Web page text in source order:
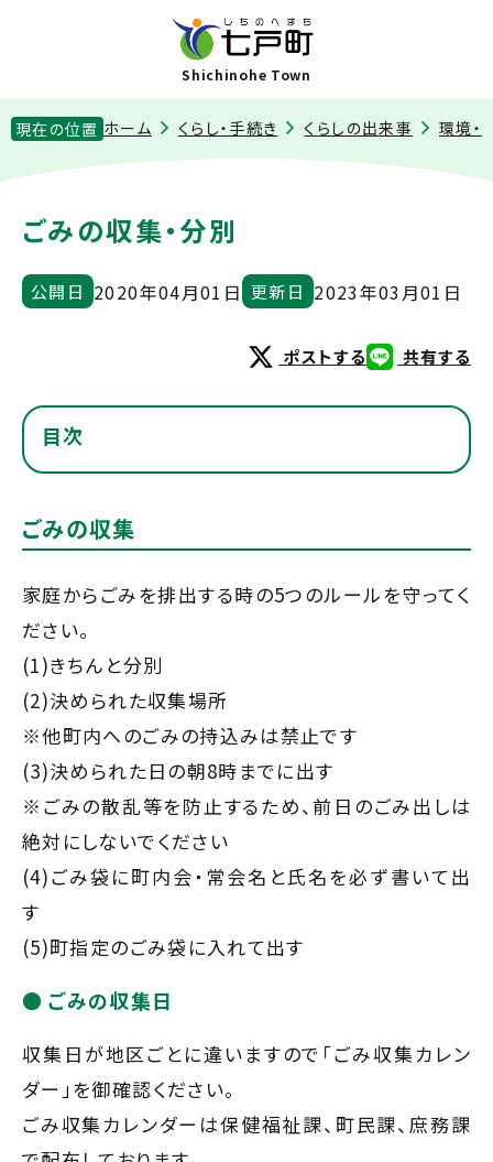
Shichinohe Town
現在の位置 ホーム くらし・手続き くらしの出来事 環境・
ごみの収集・分別
公開日 2020年04月01日 更新日 2023年03月01日
ポストする 共有する
目次
ごみの収集
家庭からごみを排出する時の5つのルールを守ってく
ださい。
(1)きちんと分別
(2)決められた収集場所
※他町内へのごみの持込みは禁止です
(3)決められた日の朝8時までに出す
※ごみの散乱等を防止するため、前日のごみ出しは
絶対にしないでください
(4)ごみ袋に町内会・常会名と氏名を必ず書いて出
す
(5)町指定のごみ袋に入れて出す
ごみの収集日
収集日が地区ごとに違いますので「ごみ収集カレン
ダー」を御確認ください。
ごみ収集カレンダーは保健福祉課、町民課、庶務課